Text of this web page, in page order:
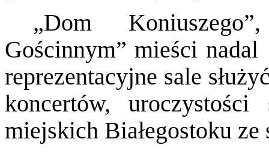
„Dom
Gościnnym” mieści
reprezentacyjne sale
koncertów,
miejskich Białegostoku